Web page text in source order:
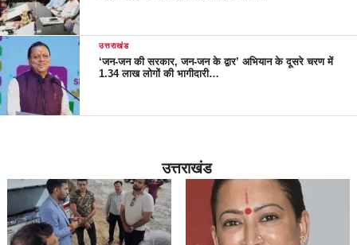
उत्तराखंड
‘जन-जन की सरकार, जन-जन के द्वार’ अभियान के दूसरे चरण में
1.34 लाख लोगों की भागीदारी…
उत्तराखंड